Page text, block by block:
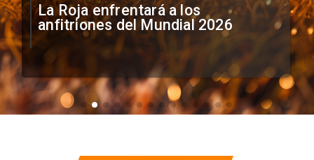
La Roja enfrentará a los
anfitriones del Mundial 2026